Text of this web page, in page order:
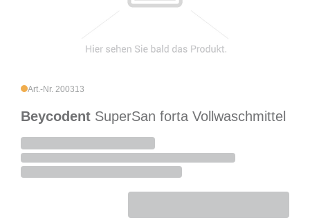
Art.-Nr. 200313
Beycodent SuperSan forta Vollwaschmittel